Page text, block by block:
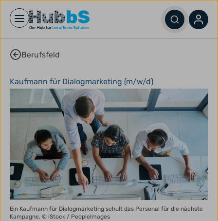
Open main menu
Berufsfeld
Kaufmann für Dialogmarketing (m/w/d)
Ein Kaufmann für Dialogmarketing schult das Personal für die nächste
Kampagne. © iStock / PeopleImages